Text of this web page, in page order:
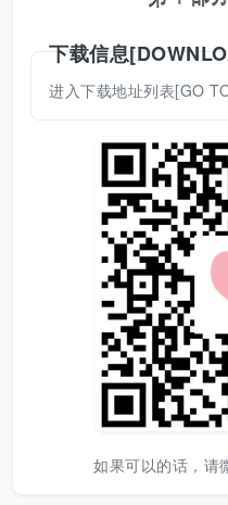
下载信息
进入下载地址列表[GO
如果可以的话，请